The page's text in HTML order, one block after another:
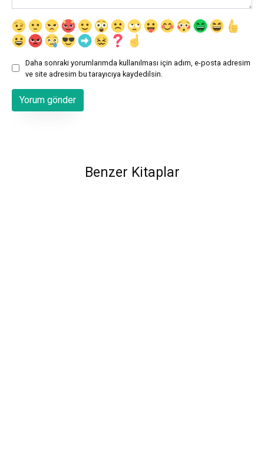
Daha sonraki yorumlarımda kullanılması için adım, e-posta adresim
ve site adresim bu tarayıcıya kaydedilsin.
Benzer Kitaplar